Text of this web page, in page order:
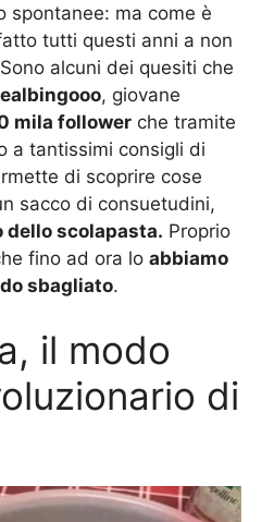
spontanee: ma come è
tutti questi anni a non
alcuni dei quesiti che
, giovane
mila follower che tramite
a tantissimi consigli di
di scoprire cose
sacco di consuetudini,
dello scolapasta. Proprio
fino ad ora lo abbiamo
sbagliato.
il modo
di